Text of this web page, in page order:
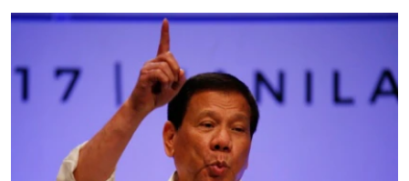
Learning English
Languages